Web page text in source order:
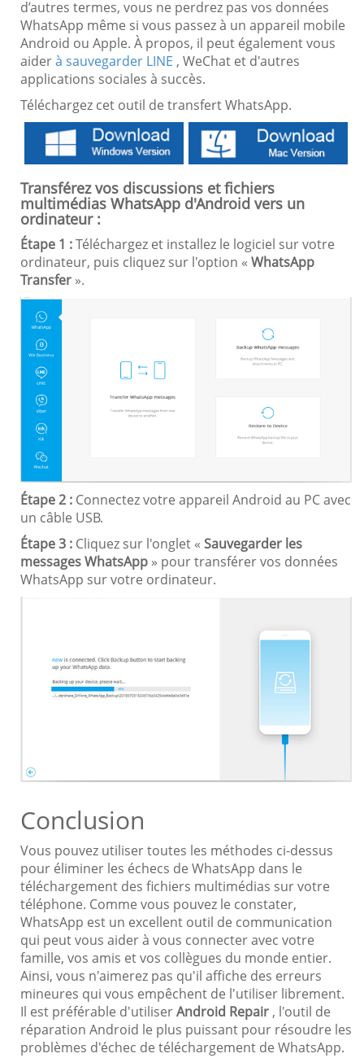
d’autres termes, vous ne perdrez pas vos données
WhatsApp même si vous passez à un appareil mobile
Android ou Apple. À propos, il peut également vous
aiderà sauvegarder LINE , WeChat et d'autres
applications sociales à succès.
Téléchargez cet outil de transfert WhatsApp.
Transférez vos discussions et fichiers
multimédias WhatsApp d'Android vers un
ordinateur :
Étape 1 :Téléchargez et installez le logiciel sur votre
ordinateur, puis cliquez sur l'option « WhatsApp
Transfer ».
Étape 2 : Connectez votre appareil Android au PC avec
un câble USB.
Étape 3 : Cliquez sur l'onglet « Sauvegarder les
messages WhatsApp » pour transférer vos données
WhatsApp sur votre ordinateur.
Conclusion
Vous pouvez utiliser toutes les méthodes ci-dessus
pour éliminer les échecs de WhatsApp dans le
téléchargement des fichiers multimédias sur votre
téléphone. Comme vous pouvez le constater,
WhatsApp est un excellent outil de communication
qui peut vous aider à vous connecter avec votre
famille, vos amis et vos collègues du monde entier.
Ainsi, vous n'aimerez pas qu'il affiche des erreurs
mineures qui vous empêchent de l'utiliser librement.
Il est préférable d'utiliserAndroid Repair , l'outil de
réparation Android le plus puissant pour résoudre les
problèmes d'échec de téléchargement de WhatsApp.